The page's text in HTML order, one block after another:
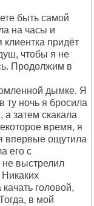
быть самой
на часы и
придёт
чтобы я не
Продолжим в
дымке. Я
ту ночь я бросила
а затем скакала
время, я
впервые ощутила
его с
выстрелил
головой,
в мой